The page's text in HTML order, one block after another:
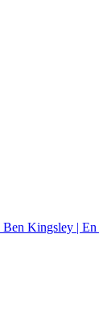
Kingsley | En